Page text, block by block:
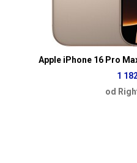
Apple iPhone 16 Pro
1
od